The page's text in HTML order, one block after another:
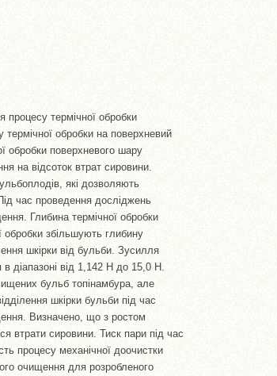
процесу термічної обробки
обробки на поверхневий
обробки поверхневого шару
на відсоток втрат сировини.
які дозволяють
час проведення досліджень
Глибина термічної обробки
обробки збільшують глибину
шкірки від бульби. Зусилля
в діапазоні від 1,142 Н до 15,0 Н.
бульб топінамбура, але
шкірки бульби під час
Визначено, що з ростом
втрати сировини. Тиск пари під час
процесу механічної доочистки
очищення для розробленого